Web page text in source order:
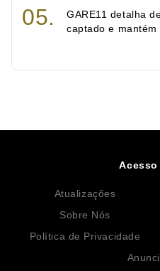
GARE11 detalha
captado e
Acesso
Atualizações
Sobre Nós
Política de Privacidade